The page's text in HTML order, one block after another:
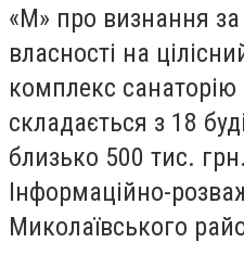
«М» про визнання
власності на
комплекс санаторію
складається з 18
близько 500 тис.
Інформаційно-
Миколаївського